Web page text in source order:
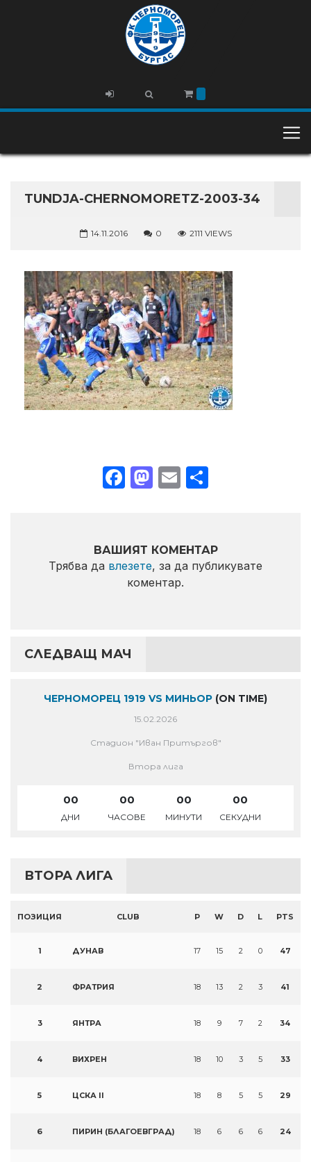
TUNDJA-CHERNOMORETZ-2003-34
14.11.2016 0 2111 VIEWS
Facebook
Mastodon
Email
ВАШИЯТ КОМЕНТАР
Трябва да влезете, за да публикувате
коментар.
СЛЕДВАЩ МАЧ
ЧЕРНОМОРЕЦ 1919 VS МИНЬОР (ON TIME)
15.02.2026
Стадион "Иван Притъргов"
Втора лига
00
ДНИ
00
ЧАСОВЕ
00
МИНУТИ
00
СЕКУДНИ
ВТОРА ЛИГА
ПОЗИЦИЯ CLUB P W D L PTS
1 ДУНАВ 17 15 2 0 47
2 ФРАТРИЯ 18 13 2 3 41
3 ЯНТРА 18 9 7 2 34
4 ВИХРЕН 18 10 3 5 33
5 ЦСКА II 18 8 5 5 29
6 ПИРИН (БЛАГОЕВГРАД) 18 6 6 6 24